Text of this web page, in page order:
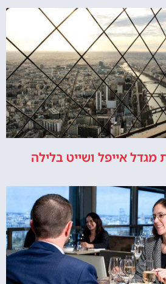
מגדל אייפל ושייט בלילה